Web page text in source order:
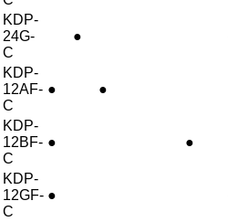
KDP-
24G-
C
●
KDP-
12AF-
C
● ●
KDP-
12BF-
C
● ●
KDP-
12GF-
C
●